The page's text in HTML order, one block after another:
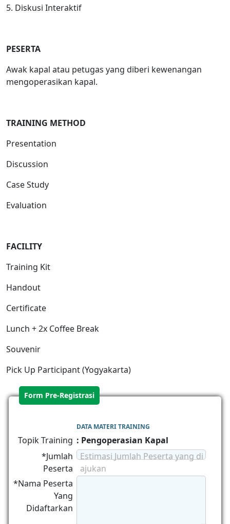
5. Diskusi Interaktif
PESERTA
Awak kapal atau petugas yang diberi kewenangan
mengoperasikan kapal.
TRAINING METHOD
Presentation
Discussion
Case Study
Evaluation
FACILITY
Training Kit
Handout
Certificate
Lunch + 2x Coffee Break
Souvenir
Pick Up Participant (Yogyakarta)
Form Pre-Registrasi
DATA MATERI TRAINING
Topik Training : Pengoperasian Kapal
*Jumlah
Peserta
Estimasi Jumlah Peserta yang di
ajukan
*Nama Peserta
Yang
Didaftarkan